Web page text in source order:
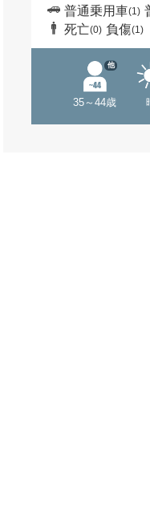
普通乗用車(1)
死亡(0) 負傷(1)
35～44歳
他